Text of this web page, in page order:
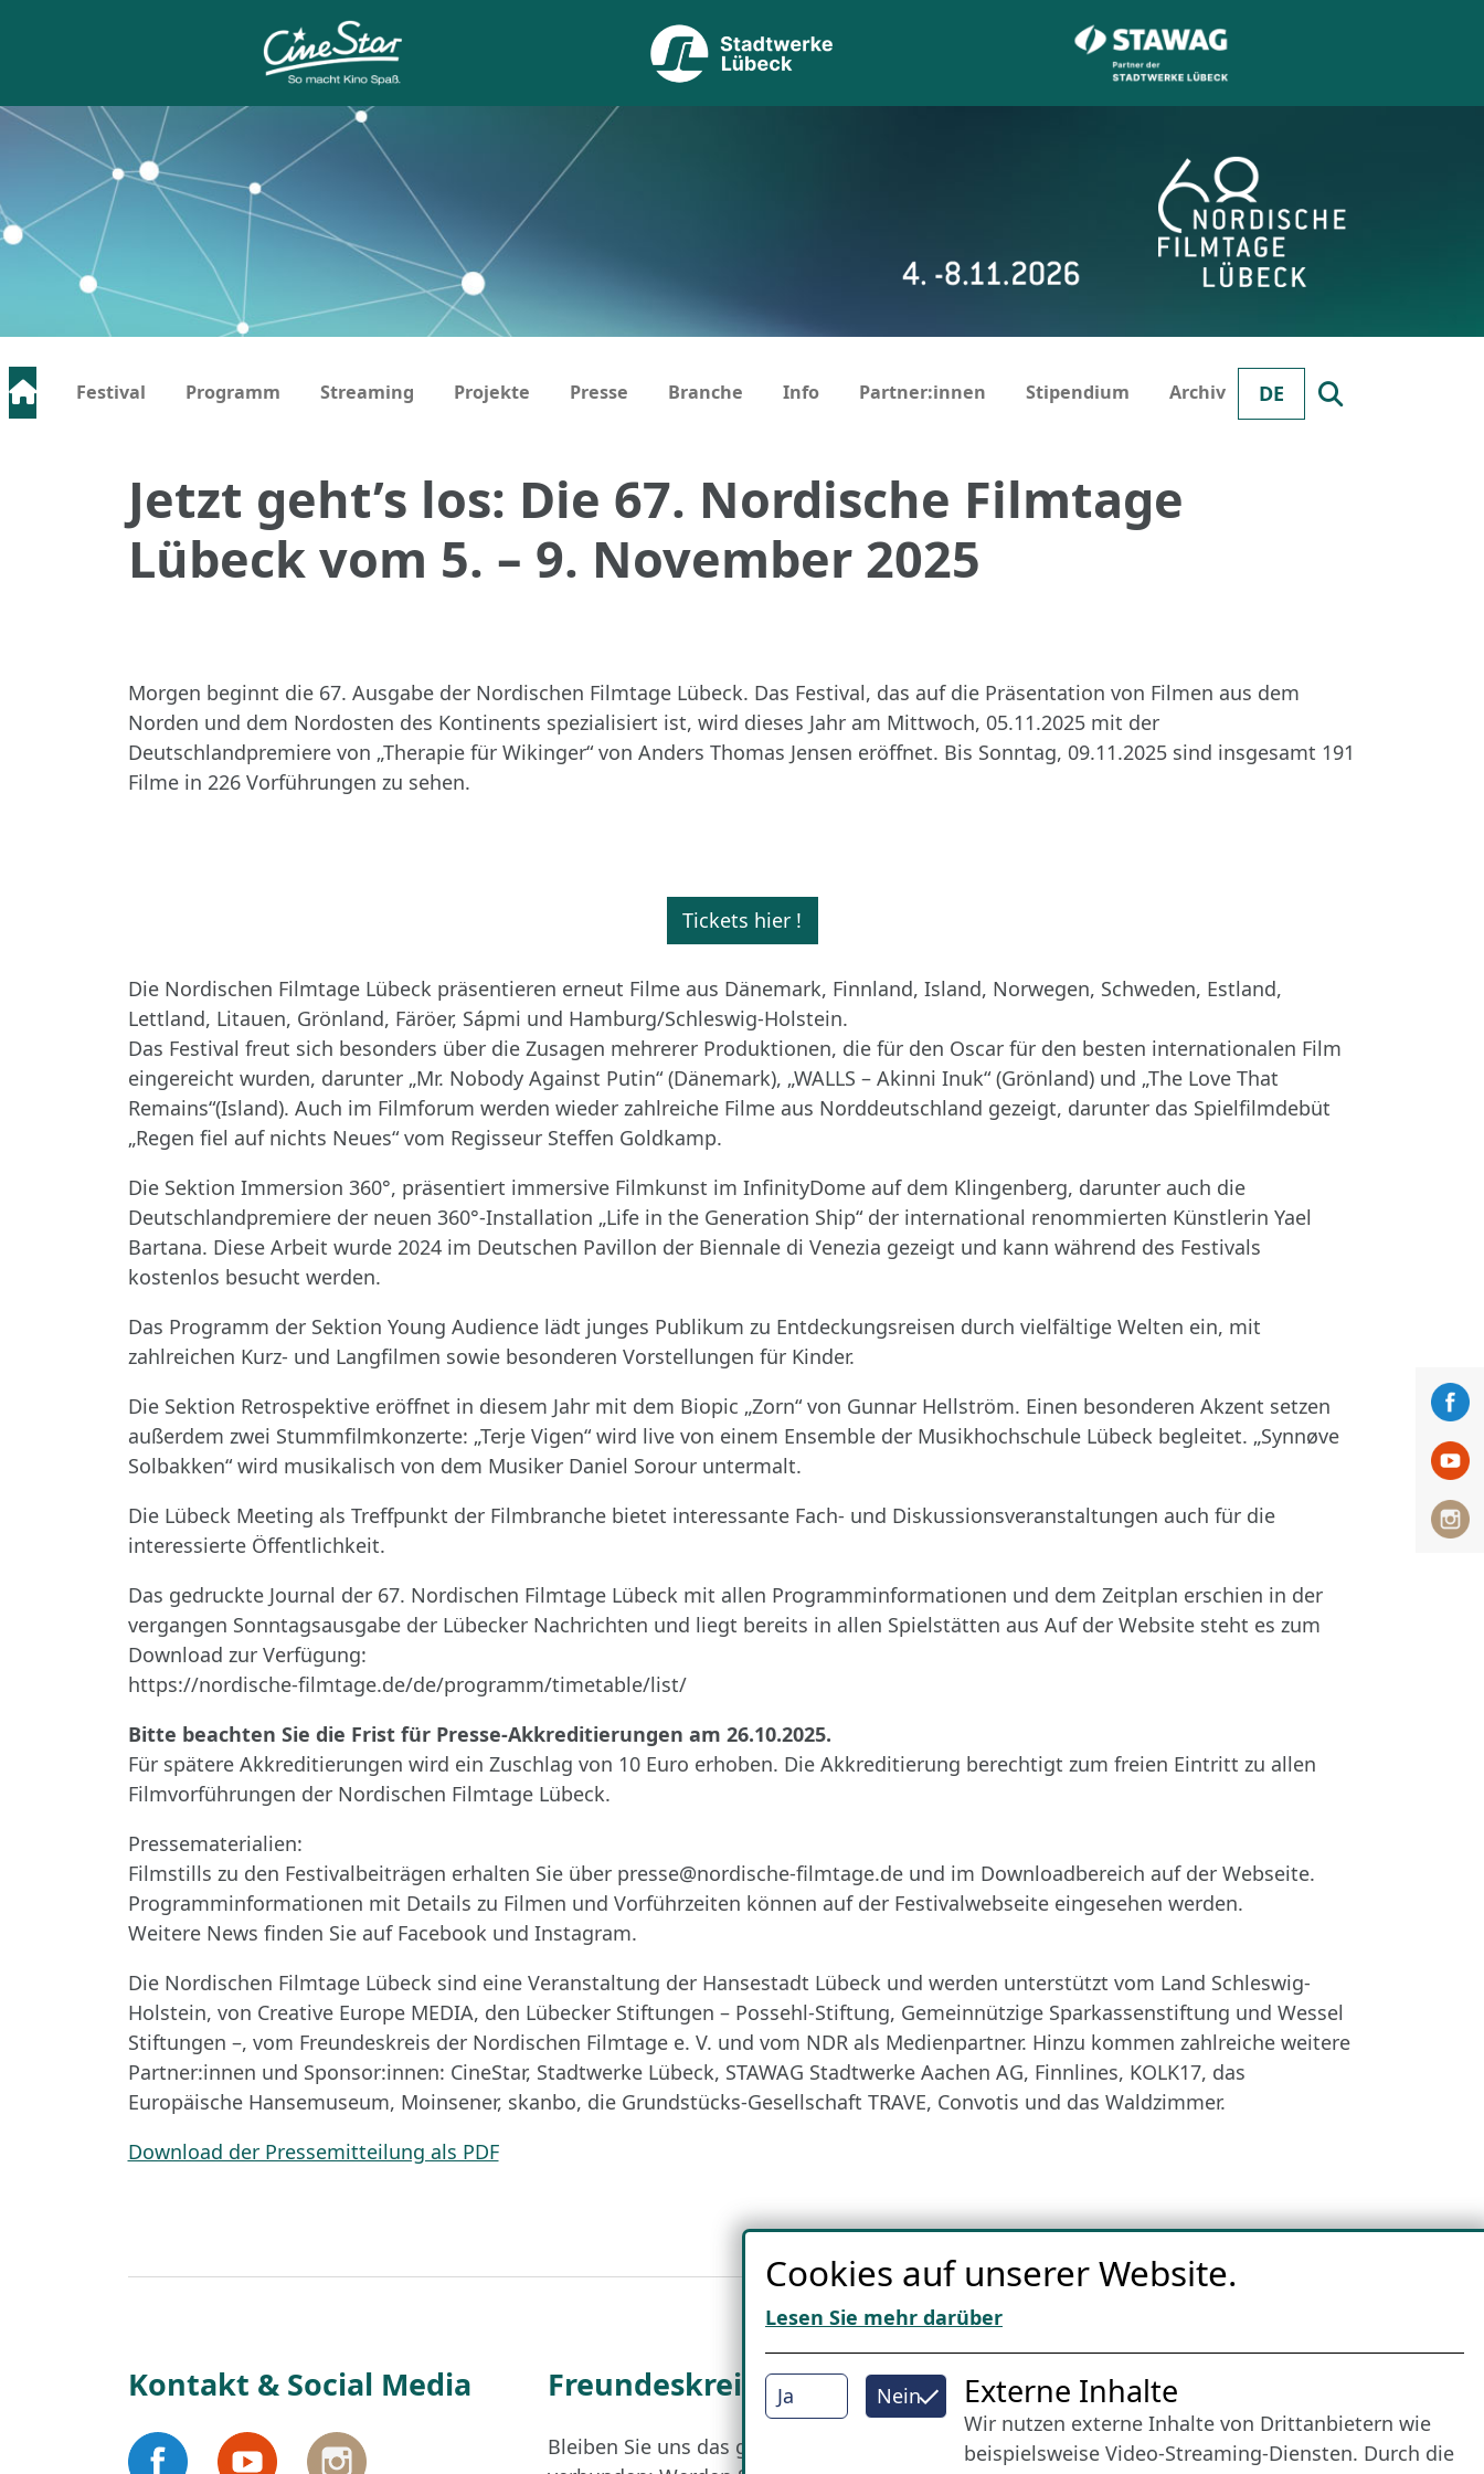
DE
Festival Programm Streaming Projekte Presse Branche Info Partner:innen Stipendium Archiv
Jetzt geht’s los: Die 67. Nordische Filmtage
Lübeck vom 5. – 9. November 2025
Morgen beginnt die 67. Ausgabe der Nordischen Filmtage Lübeck. Das Festival, das auf die Präsentation von Filmen aus dem
Norden und dem Nordosten des Kontinents spezialisiert ist, wird dieses Jahr am Mittwoch, 05.11.2025 mit der
Deutschlandpremiere von „Therapie für Wikinger“ von Anders Thomas Jensen eröffnet. Bis Sonntag, 09.11.2025 sind insgesamt 191
Filme in 226 Vorführungen zu sehen.
Tickets hier !
Die Nordischen Filmtage Lübeck präsentieren erneut Filme aus Dänemark, Finnland, Island, Norwegen, Schweden, Estland,
Lettland, Litauen, Grönland, Färöer, Sápmi und Hamburg/Schleswig-Holstein.
Das Festival freut sich besonders über die Zusagen mehrerer Produktionen, die für den Oscar für den besten internationalen Film
eingereicht wurden, darunter „Mr. Nobody Against Putin“ (Dänemark), „WALLS – Akinni Inuk“ (Grönland) und „The Love That
Remains“(Island). Auch im Filmforum werden wieder zahlreiche Filme aus Norddeutschland gezeigt, darunter das Spielfilmdebüt
„Regen fiel auf nichts Neues“ vom Regisseur Steffen Goldkamp.
Die Sektion Immersion 360°, präsentiert immersive Filmkunst im InfinityDome auf dem Klingenberg, darunter auch die
Deutschlandpremiere der neuen 360°-Installation „Life in the Generation Ship“ der international renommierten Künstlerin Yael
Bartana. Diese Arbeit wurde 2024 im Deutschen Pavillon der Biennale di Venezia gezeigt und kann während des Festivals
kostenlos besucht werden.
Das Programm der Sektion Young Audience lädt junges Publikum zu Entdeckungsreisen durch vielfältige Welten ein, mit
zahlreichen Kurz- und Langfilmen sowie besonderen Vorstellungen für Kinder.
Die Sektion Retrospektive eröffnet in diesem Jahr mit dem Biopic „Zorn“ von Gunnar Hellström. Einen besonderen Akzent setzen
außerdem zwei Stummfilmkonzerte: „Terje Vigen“ wird live von einem Ensemble der Musikhochschule Lübeck begleitet. „Synnøve
Solbakken“ wird musikalisch von dem Musiker Daniel Sorour untermalt.
Die Lübeck Meeting als Treffpunkt der Filmbranche bietet interessante Fach- und Diskussionsveranstaltungen auch für die
interessierte Öffentlichkeit.
Das gedruckte Journal der 67. Nordischen Filmtage Lübeck mit allen Programminformationen und dem Zeitplan erschien in der
vergangen Sonntagsausgabe der Lübecker Nachrichten und liegt bereits in allen Spielstätten aus Auf der Website steht es zum
Download zur Verfügung:
https://nordische-filmtage.de/de/programm/timetable/list/
Bitte beachten Sie die Frist für Presse-Akkreditierungen am 26.10.2025.
Für spätere Akkreditierungen wird ein Zuschlag von 10 Euro erhoben. Die Akkreditierung berechtigt zum freien Eintritt zu allen
Filmvorführungen der Nordischen Filmtage Lübeck.
Pressematerialien:
Filmstills zu den Festivalbeiträgen erhalten Sie über presse@nordische-filmtage.de und im Downloadbereich auf der Webseite.
Programminformationen mit Details zu Filmen und Vorführzeiten können auf der Festivalwebseite eingesehen werden.
Weitere News finden Sie auf Facebook und Instagram.
Die Nordischen Filmtage Lübeck sind eine Veranstaltung der Hansestadt Lübeck und werden unterstützt vom Land Schleswig-
Holstein, von Creative Europe MEDIA, den Lübecker Stiftungen – Possehl-Stiftung, Gemeinnützige Sparkassenstiftung und Wessel
Stiftungen –, vom Freundeskreis der Nordischen Filmtage e. V. und vom NDR als Medienpartner. Hinzu kommen zahlreiche weitere
Partner:innen und Sponsor:innen: CineStar, Stadtwerke Lübeck, STAWAG Stadtwerke Aachen AG, Finnlines, KOLK17, das
Europäische Hansemuseum, Moinsener, skanbo, die Grundstücks-Gesellschaft TRAVE, Convotis und das Waldzimmer.
Download der Pressemitteilung als PDF
Kontakt & Social Media Freundes­kreis
Bleiben Sie uns das ganze Jahr über
Internet Partner
Cookies auf unserer Website.
Lesen Sie mehr darüber
Ja Nein Externe Inhalte
Wir nutzen externe Inhalte von Drittanbietern wie
beispielsweise Video-Streaming-Diensten. Durch die